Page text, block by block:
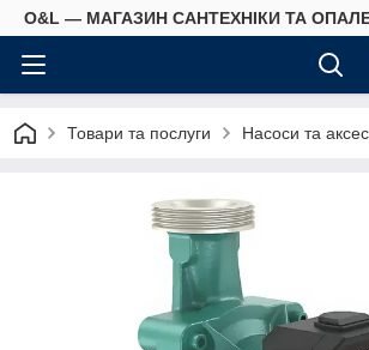
O&L — МАГАЗИН САНТЕХНІКИ ТА
Товари та послуги Насоси та